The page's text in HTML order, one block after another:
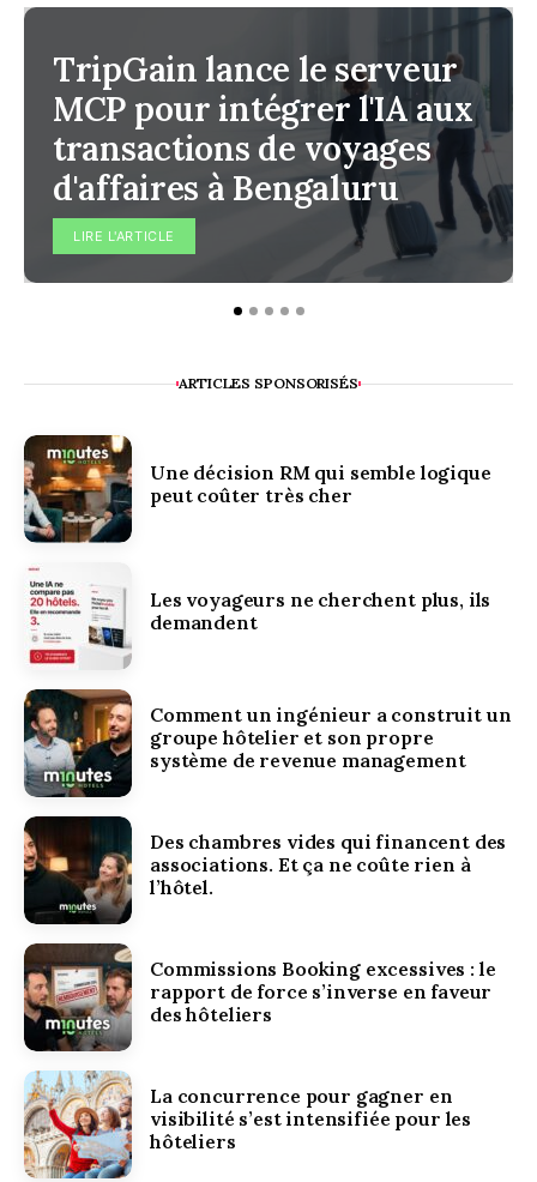
TripGain lance le serveur
MCP pour intégrer l'IA aux
transactions de voyages
d'affaires à Bengaluru
LIRE L'ARTICLE
ARTICLES SPONSORISÉS
Une décision RM qui semble logique
peut coûter très cher
Les voyageurs ne cherchent plus, ils
demandent
Comment un ingénieur a construit un
groupe hôtelier et son propre
système de revenue management
Des chambres vides qui financent des
associations. Et ça ne coûte rien à
l’hôtel.
Commissions Booking excessives : le
rapport de force s’inverse en faveur
des hôteliers
La concurrence pour gagner en
visibilité s’est intensifiée pour les
hôteliers